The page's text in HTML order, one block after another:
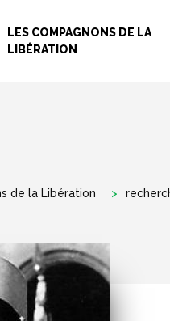
LES COMPAGNONS DE LA
LIBÉRATION
de la Libération